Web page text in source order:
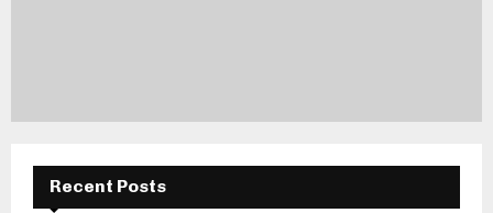
Recent Posts